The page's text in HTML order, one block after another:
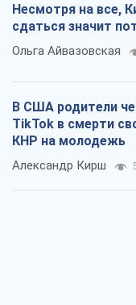
Несмотря на все,
сдаться значит
Ольга Айвазовская
В США родители
TikTok в смерти
КНР на молодежь
Александр Кирш